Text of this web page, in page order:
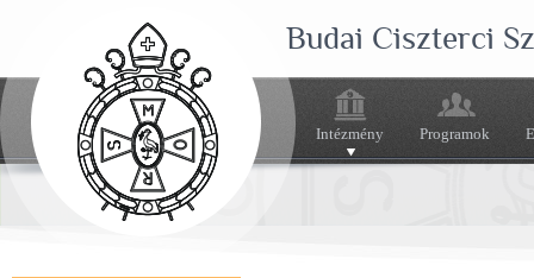
Budai Ciszterci
Intézmény Programok